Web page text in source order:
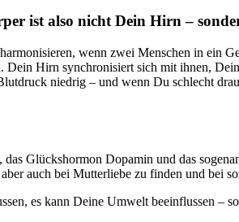
ist also nicht Dein Hirn –
wenn zwei Menschen in ein
Dein Hirn synchronisiert sich mit ihnen,
niedrig – und wenn Du schlecht
Glückshormon Dopamin und das
auch bei Mutterliebe zu finden und bei
es kann Deine Umwelt beeinflussen –